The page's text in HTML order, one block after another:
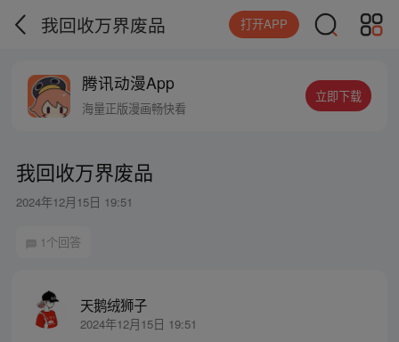
我回收万界废品 打开APP
腾讯动漫App
海量正版漫画畅快看
立即下载
我回收万界废品
2024年12月15日 19:51
1个回答
天鹅绒狮子
2024年12月15日 19:51